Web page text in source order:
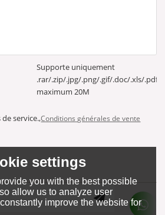
Supporte uniquement
.rar/.zip/.jpg/.png/.gif/.doc/.xls/.pdf,
maximum 20M
service.,Conditions générales de vente
settings
you with the best possible
allow us to analyze user
improve the website for